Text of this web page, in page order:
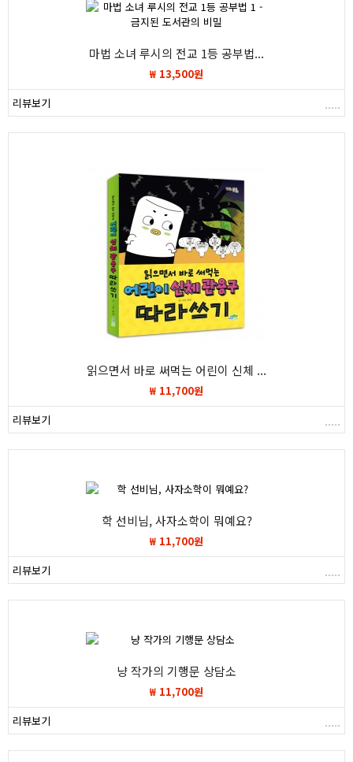
마법 소녀 루시의 전교 1등 공부법...
₩ 13,500원
리뷰보기
읽으면서 바로 써먹는 어린이 신체 ...
₩ 11,700원
리뷰보기
학 선비님, 사자소학이 뭐예요?
₩ 11,700원
리뷰보기
냥 작가의 기행문 상담소
₩ 11,700원
리뷰보기